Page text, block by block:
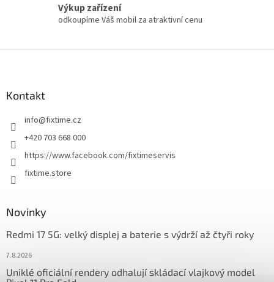
Výkup zařízení
odkoupíme Váš mobil za atraktivní cenu
Kontakt
info@fixtime.cz
+420 703 668 000
https://www.facebook.com/fixtimeservis
fixtime.store
Novinky
Redmi 17 5G: velký displej a baterie s výdrží až čtyři roky
7.8.2026
Uniklé oficiální rendery odhalují skládací vlajkový model